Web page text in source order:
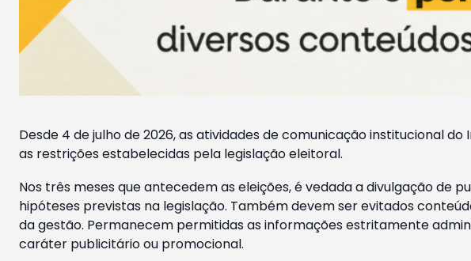
Desde 4 de julho de 2026, as atividades de comunicação institucional
as restrições estabelecidas pela legislação eleitoral.
Nos três meses que antecedem as eleições, é vedada a divulgação de
hipóteses previstas na legislação. Também devem ser evitados
da gestão. Permanecem permitidas as informações estritamente
caráter publicitário ou promocional.